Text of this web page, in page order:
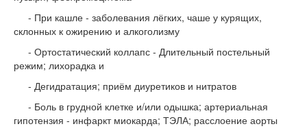
- При кашле - заболевания лёгких, чаше у курящих,
склонных к ожирению и алкоголизму
- Ортостатический коллапс - Длительный постельный
режим; лихорадка и
- Дегидратация; приём диуретиков и нитратов
- Боль в грудной клетке и/или одышка; артериальная
гипотензия - инфаркт миокарда; ТЭЛА; расслоение аорты